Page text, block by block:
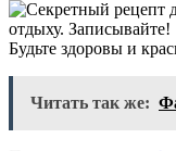
Будьте здоровы и
Читать так же: